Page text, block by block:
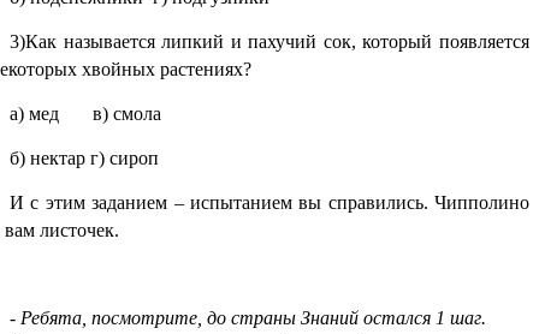
3)Как называется липкий и пахучий сок, который появляется
хвойных растениях?
а) мед в) смола
б) нектар г) сироп
И с этим заданием – испытанием вы справились. Чипполино
вам листочек.
- Ребята, посмотрите, до страны Знаний остался 1 шаг.